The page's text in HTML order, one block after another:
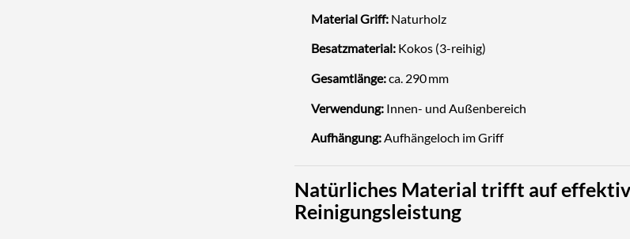
Material Griff:Naturholz
Besatzmaterial:Kokos (3-reihig)
Gesamtlänge:ca. 290 mm
Verwendung:Innen- und Außenbereich
Aufhängung:Aufhängeloch im Griff
Natürliches Material trifft auf
Reinigungsleistung